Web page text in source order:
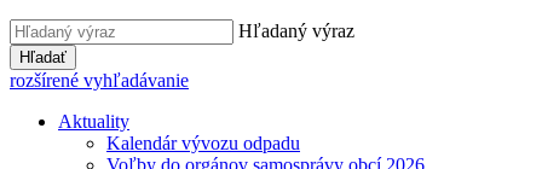
Hľadaný výraz
Hľadať
rozšírené vyhľadávanie
Aktuality
Kalendár vývozu odpadu
Voľby do orgánov samosprávy obcí 2026